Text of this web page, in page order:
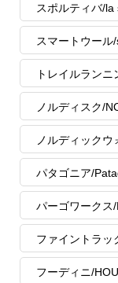
スポルティバ/la
スマートウール
トレイルランニ
ノルディスク/
ノルディックウ
パタゴニア/
パーゴワークス
ファイントラッ
フーディニ/